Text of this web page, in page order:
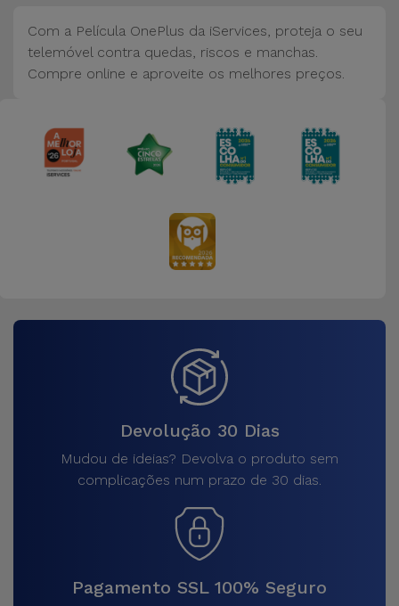
Auto e
Bicicleta
de
Computador
Com a Película OnePlus da iServices, proteja o seu
telemóvel contra quedas, riscos e manchas.
Compre online e aproveite os melhores preços.
Devolução 30 Dias
Mudou de ideias? Devolva o produto sem
complicações num prazo de 30 dias.
Pagamento SSL 100% Seguro